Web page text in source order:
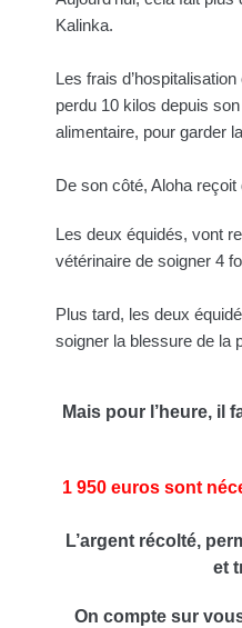
Kalinka.
Les frais
perdu 10 kilos depuis
alimentaire, pour garder
De son côté, Aloha
Les deux équidés, vont
vétérinaire de soigner 4
Plus tard, les deux
soigner la blessure de la
Mais pour l’heure, il
1 950 euros sont
L’argent récolté,
et
On compte sur